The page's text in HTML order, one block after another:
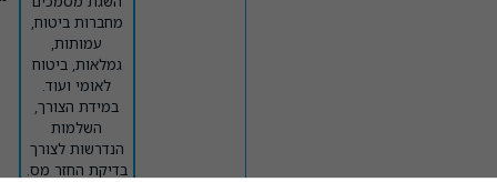
מחברות ביטוח,
עמותות,
גמלאות, ביטוח
לאומי ועוד.
במידת הצורך,
השלמות
הנדרשות לצורך
בדיקת החזר מס.